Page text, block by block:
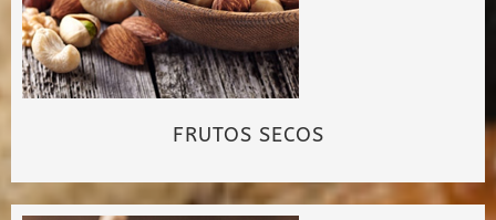
FRUTOS SECOS